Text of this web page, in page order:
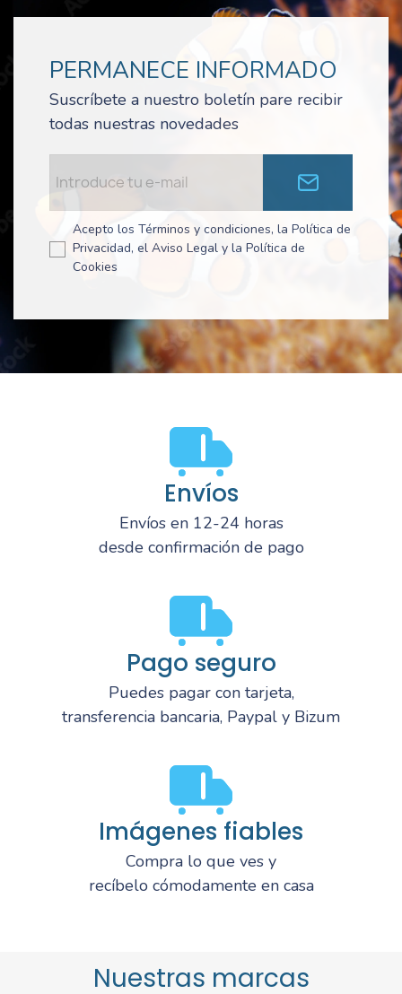
PERMANECE INFORMADO
Suscríbete a nuestro boletín pare recibir
todas nuestras novedades
Acepto los Términos y condiciones, la Política de
Privacidad, el Aviso Legal y la Política de
Cookies
Envíos
Envíos en 12-24 horas
desde confirmación de pago
Pago seguro
Puedes pagar con tarjeta,
transferencia bancaria, Paypal y Bizum
Imágenes fiables
Compra lo que ves y
recíbelo cómodamente en casa
Nuestras marcas